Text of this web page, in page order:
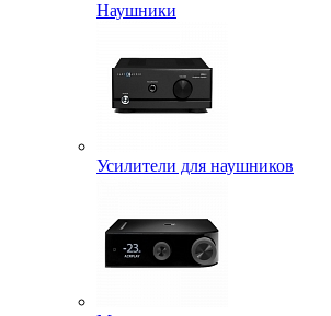
Наушники
Усилители для наушников